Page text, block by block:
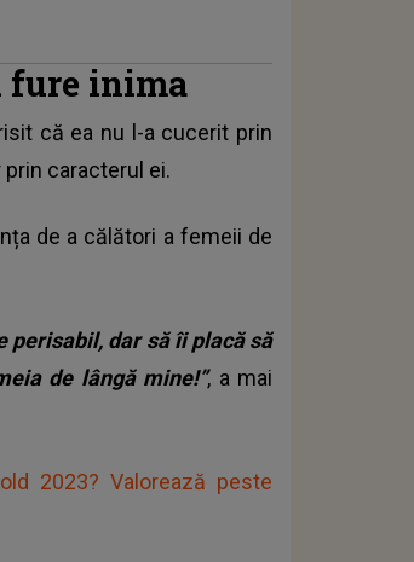
fure inima
că ea nu l-a cucerit prin
caracterul ei.
de a călători a femeii de
perisabil, dar să îi placă să
de lângă mine!”, a mai
2023? Valorează peste